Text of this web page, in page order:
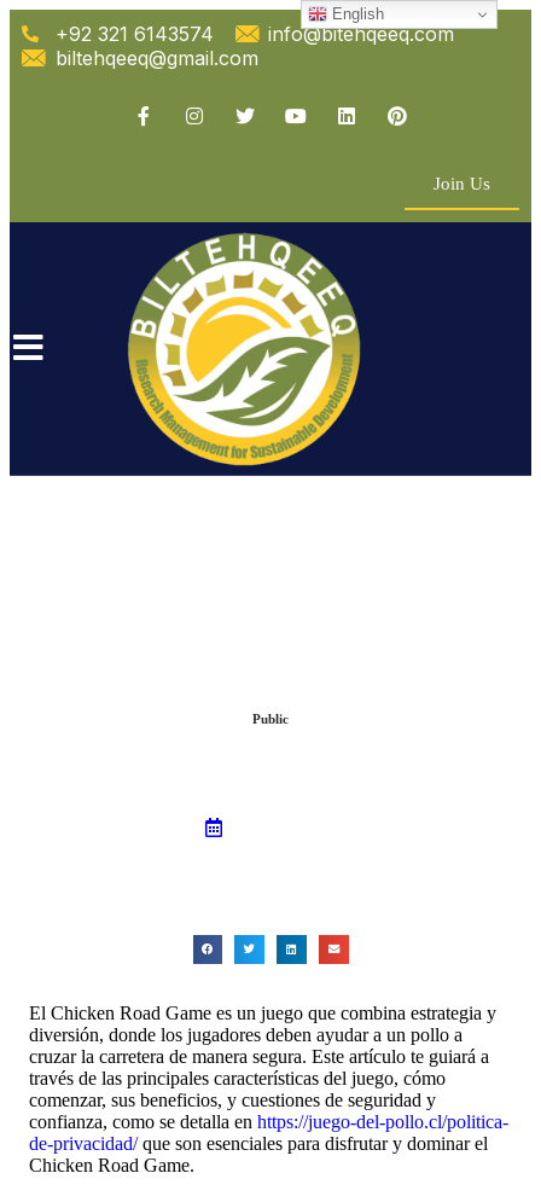
+92 321 6143574
info@bitehqeeq.com
biltehqeeq@gmail.com
Join Us
Public
El Chicken Road Game es un juego que combina estrategia y
diversión, donde los jugadores deben ayudar a un pollo a
cruzar la carretera de manera segura. Este artículo te guiará a
través de las principales características del juego, cómo
comenzar, sus beneficios, y cuestiones de seguridad y
confianza, como se detalla en https://juego-del-pollo.cl/politica-
de-privacidad/que son esenciales para disfrutar y dominar el
Chicken Road Game.
English